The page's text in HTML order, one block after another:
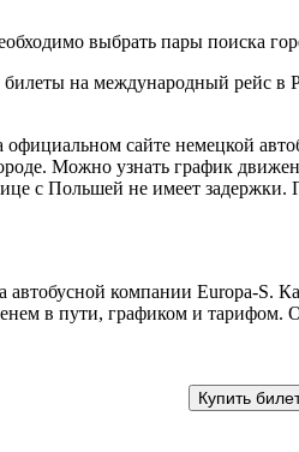
выбрать пары поиска
на международный рейс
сайте немецкой
Можно узнать график
с Польшей не имеет задержки.
автобусной компании Europa-
в пути, графиком и